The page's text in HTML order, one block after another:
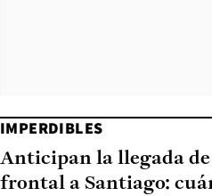
IMPERDIBLES
Anticipan la llegada
frontal a Santiago: